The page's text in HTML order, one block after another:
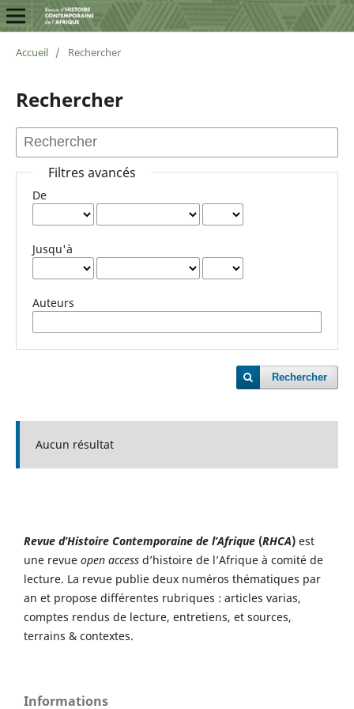
Accueil / Rechercher
Rechercher
Filtres avancés
De
Jusqu'à
Auteurs
Rechercher
Aucun résultat
Revue d’Histoire Contemporaine de l’Afrique (RHCA) est
une revue open access d’histoire de l’Afrique à comité de
lecture. La revue publie deux numéros thématiques par
an et propose différentes rubriques : articles varias,
comptes rendus de lecture, entretiens, et sources,
terrains & contextes.
Informations